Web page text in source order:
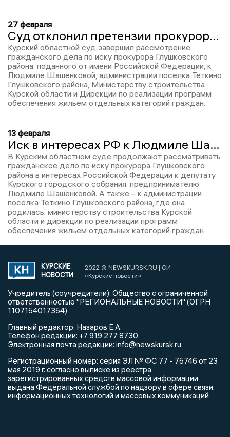
27 февраля
Суд отклонил претензии прокурора по делу о незаконных выплатах Шашенковой
Курский областной суд завершил рассмотрение
гражданского дела по иску прокурора Глушковского
района, поданного от имени Российской Федерации, к
Людмиле Шашенковой, администрации поселка Теткино
Глушковского района, Министерству строительства
Курской области и Дирекции по реализации программ
обеспечения жильем отдельных категорий граждан.
13 февраля
Иск в интересах РФ к Людмиле Шашенковой. Продолжается история о компенсации, полученной депутатом за жилье в Теткино
В Курским областном суде продолжают рассматривать
гражданское дело по иску прокурора Глушковского
района в интересах Российской Федерации к депутату
Курского городского собрания, предпринимателю
Людмиле Шашенковой. А также – к администрации
поселка Теткино Глушковского района, где она
родилась, министерству строительства Курской
области и дирекции по реализации программ
обеспечения жильем отдельных категорий граждан
КУРСКИЕ
НОВОСТИ
2022 © NEWSKURSK.RU | СИ
«Курские новости»
Учредитель (соучредители): Общество с ограниченной
ответственностью "РЕГИОНАЛЬНЫЕ НОВОСТИ" (ОГРН
1107154017354)
Главный редактор: Назаров Е.А.
Телефон редакции: +7 919 277 8730
Электронная почта редакции: info@newskursk.ru
Регистрационный номер: серия ЭЛ № ФС 77 - 75746 от 23
мая 2019 г. согласно выписке из реестра
зарегистрированных средств массовой информации
выдана Федеральной службой по надзору в сфере связи,
информационных технологий и массовых коммуникаций